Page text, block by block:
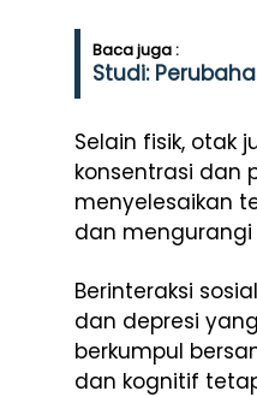
Baca juga :
Studi:
Selain fisik, otak
konsentrasi dan
menyelesaikan
dan
Berinteraksi
dan depresi
berkumpul
dan kognitif